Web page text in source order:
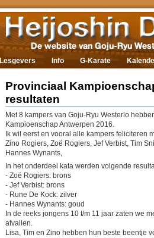
Lesgevers Info G-Karate
Provinciaal
resultaten
Met 8 kampers van Goju-Ryu Westerlo
Kampioenschap Antwerpen 2016.
Ik wil eerst en vooral alle kampers feliciteren
Zino Rogiers, Zoë Rogiers, Jef Verbist, Tim
Hannes Wynants,
In het onderdeel kata werden volgende
- Zoë Rogiers: brons
- Jef Verbist: brons
- Rune De Kock: zilver
- Hannes Wynants: goud
In de reeks jongens 10 t/m 11 jaar zaten we
afvallen.
Lisa, Tim en Zino hebben hun beste beentje